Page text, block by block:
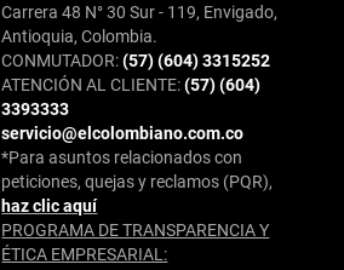
Carrera 48 N° 30 Sur - 119, Envigado,
Antioquia, Colombia.
CONMUTADOR:(57) (604) 3315252
ATENCIÓN AL CLIENTE:(57) (604)
3393333
servicio@elcolombiano.com.co
*Para asuntos relacionados con
peticiones, quejas y reclamos (PQR),
haz clic aquí
PROGRAMA DE TRANSPARENCIA Y
ÉTICA EMPRESARIAL: